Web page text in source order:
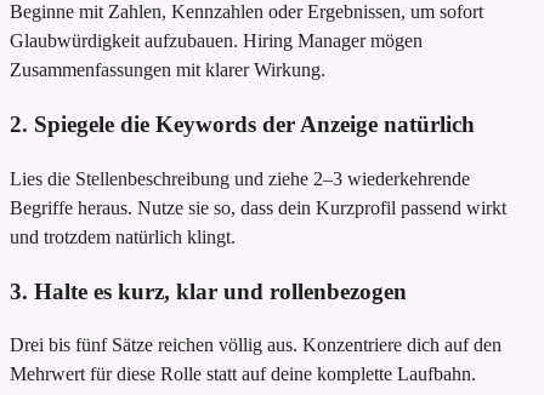
Beginne mit Zahlen, Kennzahlen oder Ergebnissen, um sofort
Glaubwürdigkeit aufzubauen. Hiring Manager mögen
Zusammenfassungen mit klarer Wirkung.
2. Spiegele die Keywords der Anzeige natürlich
Lies die Stellenbeschreibung und ziehe 2–3 wiederkehrende
Begriffe heraus. Nutze sie so, dass dein Kurzprofil passend wirkt
und trotzdem natürlich klingt.
3. Halte es kurz, klar und rollenbezogen
Drei bis fünf Sätze reichen völlig aus. Konzentriere dich auf den
Mehrwert für diese Rolle statt auf deine komplette Laufbahn.